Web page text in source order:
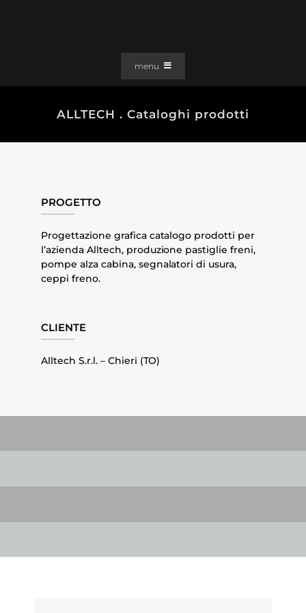
menu
SOLUZIONI WEB
ALLTECH . Cataloghi prodotti
PROGETTO
Progettazione grafica catalogo prodotti per
l’azienda Alltech, produzione pastiglie freni,
pompe alza cabina, segnalatori di usura,
ceppi freno.
CLIENTE
Alltech S.r.l. – Chieri (TO)